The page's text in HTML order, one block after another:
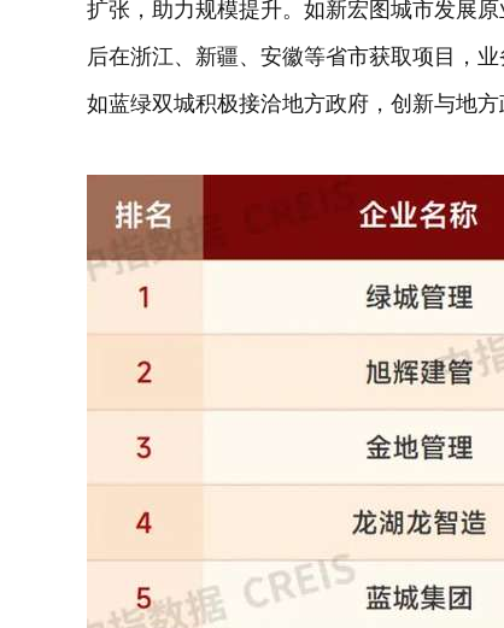
扩张，助力规模提升。如新宏图城市发展
后在浙江、新疆、安徽等省市获取项目，
如蓝绿双城积极接洽地方政府，创新与地